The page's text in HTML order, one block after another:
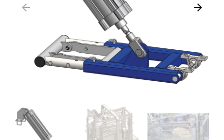
arrow_backward Weiter
arrow_forward